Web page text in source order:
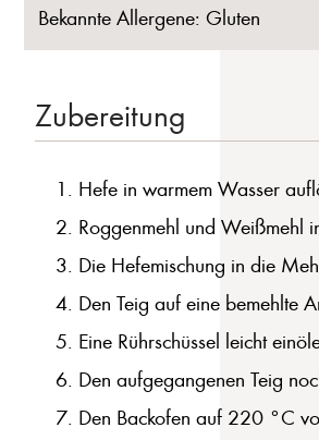
Bekannte Allergene: Gluten
Zubereitung
Hefe in warmem Wasser
Roggenmehl und Weißmehl
Die Hefemischung in die
Den Teig auf eine bemehlte
Eine Rührschüssel leicht
Den aufgegangenen Teig
Den Backofen auf 220 °C